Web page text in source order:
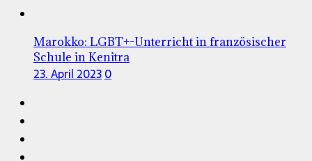
Marokko: LGBT+-Unterricht in französischer
Schule in Kenitra
23. April 20230